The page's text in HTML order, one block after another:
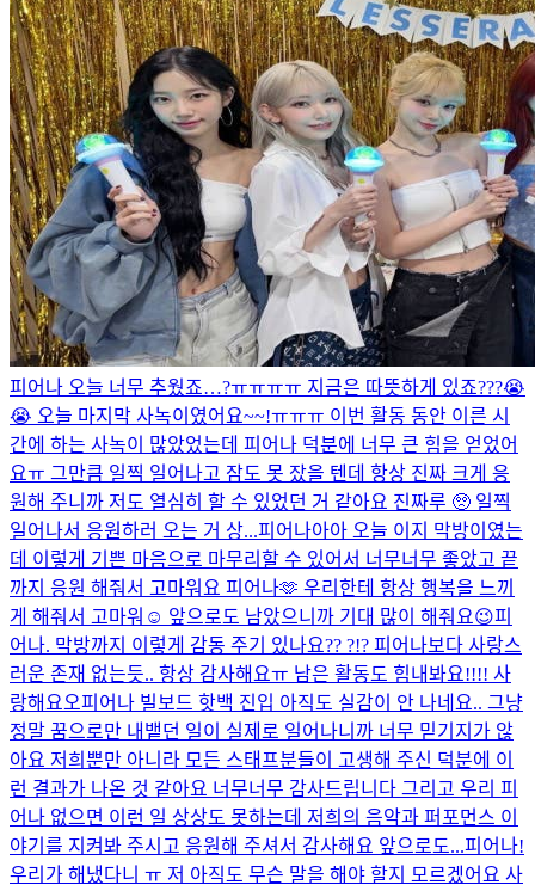
피어나 오늘 너무 추웠죠…?ㅠㅠㅠㅠ 지금은 따뜻하게 있죠???😭
😭 오늘 마지막 사녹이였어요~~!ㅠㅠㅠ 이번 활동 동안 이른 시
간에 하는 사녹이 많았었는데 피어나 덕분에 너무 큰 힘을 얻었어
요ㅠ 그만큼 일찍 일어나고 잠도 못 잤을 텐데 항상 진짜 크게 응
원해 주니까 저도 열심히 할 수 있었던 거 같아요 진짜루 🥺 일찍
일어나서 응원하러 오는 거 상...피어나아아 오늘 이지 막방이였는
데 이렇게 기쁜 마음으로 마무리할 수 있어서 너무너무 좋았고 끝
까지 응원 해줘서 고마워요 피어나🫶 우리한테 항상 행복을 느끼
게 해줘서 고마워☺️ 앞으로도 남았으니까 기대 많이 해줘요😉피
어나. 막방까지 이렇게 감동 주기 있나요?? ?!? 피어나보다 사랑스
러운 존재 없는듯.. 항상 감사해요ㅠ 남은 활동도 힘내봐요!!!! 사
랑해요오피어나 빌보드 핫백 진입 아직도 실감이 안 나네요.. 그냥
정말 꿈으로만 내뱉던 일이 실제로 일어나니까 너무 믿기지가 않
아요 저희뿐만 아니라 모든 스태프분들이 고생해 주신 덕분에 이
런 결과가 나온 것 같아요 너무너무 감사드립니다 그리고 우리 피
어나 없으면 이런 일 상상도 못하는데 저희의 음악과 퍼포먼스 이
야기를 지켜봐 주시고 응원해 주셔서 감사해요 앞으로도...피어나!
우리가 해냈다니 ㅠ 저 아직도 무슨 말을 해야 할지 모르겠어요 사